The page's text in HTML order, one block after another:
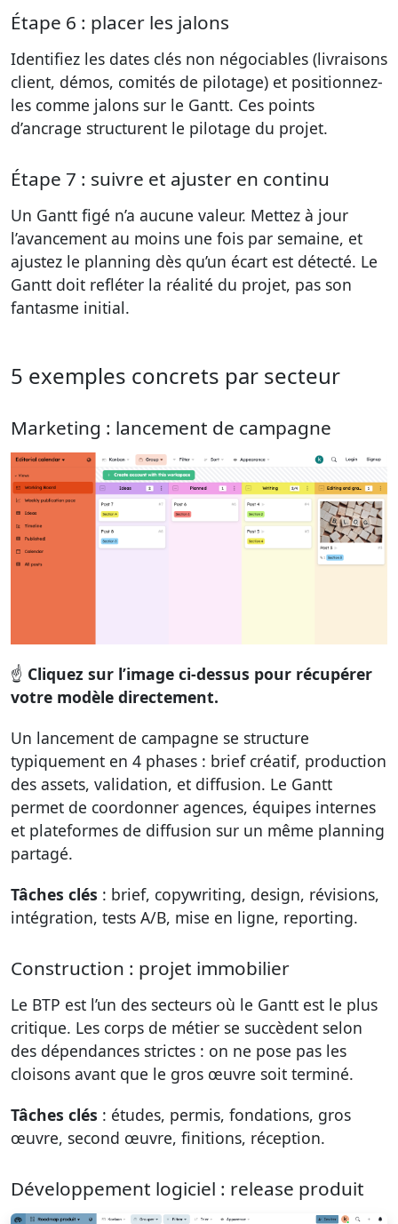
Étape 6 : placer les jalons
Identifiez les dates clés non négociables (livraisons
client, démos, comités de pilotage) et positionnez-
les comme jalons sur le Gantt. Ces points
d’ancrage structurent le pilotage du projet.
Étape 7 : suivre et ajuster en continu
Un Gantt figé n’a aucune valeur. Mettez à jour
l’avancement au moins une fois par semaine, et
ajustez le planning dès qu’un écart est détecté. Le
Gantt doit refléter la réalité du projet, pas son
fantasme initial.
5 exemples concrets par secteur
Marketing : lancement de campagne
☝️ Cliquez sur l’image ci-dessus pour récupérer
votre modèle directement.
Un lancement de campagne se structure
typiquement en 4 phases : brief créatif, production
des assets, validation, et diffusion. Le Gantt
permet de coordonner agences, équipes internes
et plateformes de diffusion sur un même planning
partagé.
Tâches clés : brief, copywriting, design, révisions,
intégration, tests A/B, mise en ligne, reporting.
Construction : projet immobilier
Le BTP est l’un des secteurs où le Gantt est le plus
critique. Les corps de métier se succèdent selon
des dépendances strictes : on ne pose pas les
cloisons avant que le gros œuvre soit terminé.
Tâches clés : études, permis, fondations, gros
œuvre, second œuvre, finitions, réception.
Développement logiciel : release produit